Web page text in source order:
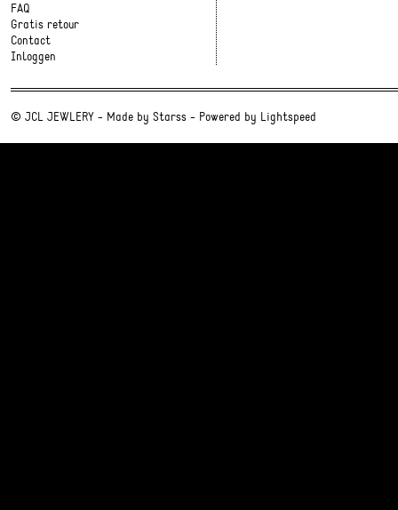
FAQ
Gratis retour
Contact
Inloggen
© JCL JEWLERY - Made by Starss - Powered by Lightspeed